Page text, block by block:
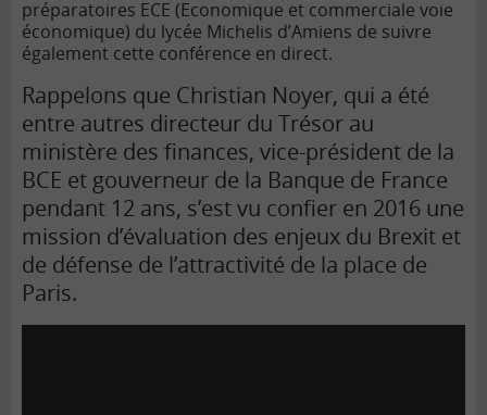
préparatoires ECE (Economique et commerciale voie
économique) du lycée Michelis d’Amiens de suivre
également cette conférence en direct.
Rappelons que Christian Noyer, qui a été
entre autres directeur du Trésor au
ministère des finances, vice-président de la
BCE et gouverneur de la Banque de France
pendant 12 ans, s’est vu confier en 2016 une
mission d’évaluation des enjeux du Brexit et
de défense de l’attractivité de la place de
Paris.